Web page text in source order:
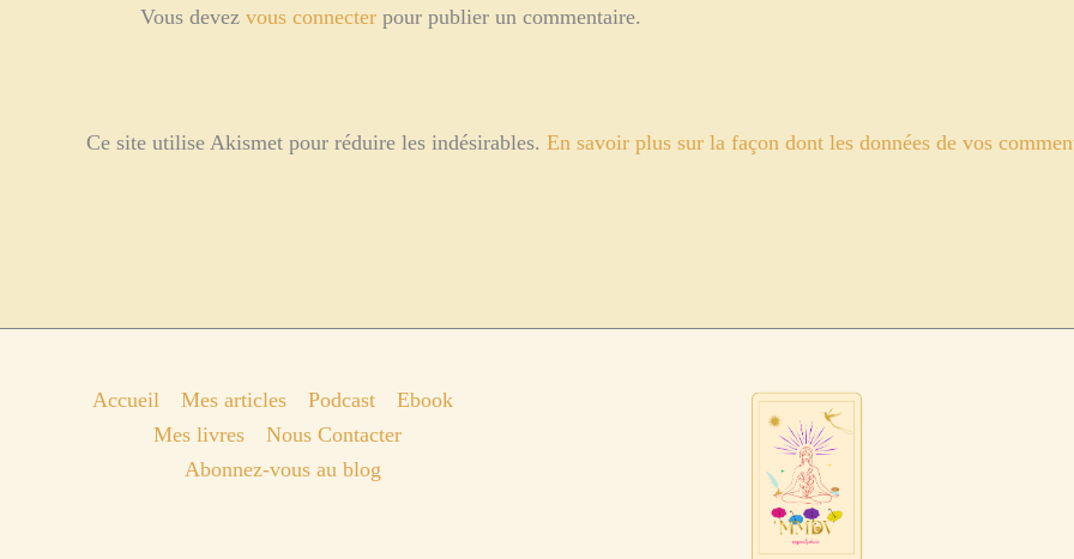
Vous devez vous connecter pour publier un commentaire.
Ce site utilise Akismet pour réduire les indésirables. En savoir plus sur la façon dont les données de vos
Accueil Mes articles Podcast
Ebook
Mes livres
Nous Contacter
Abonnez-vous au blog